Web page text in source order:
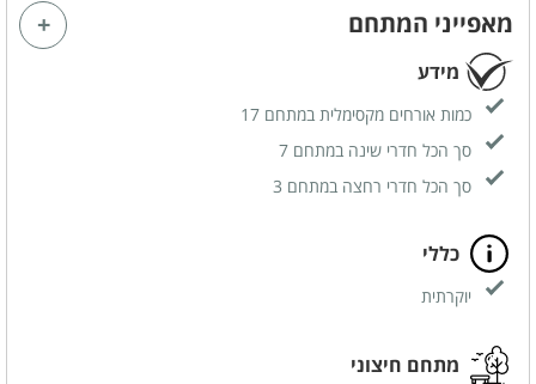
מאפייני המתחם
מידע
כמות אורחים מקסימלית במתחם 17
סך הכל חדרי שינה במתחם 7
סך הכל חדרי רחצה במתחם 3
כללי
יוקרתית
מתחם חיצוני